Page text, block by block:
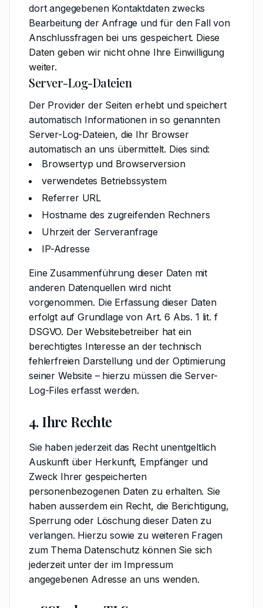
dort angegebenen Kontaktdaten zwecks
Bearbeitung der Anfrage und für den Fall von
Anschlussfragen bei uns gespeichert. Diese
Daten geben wir nicht ohne Ihre Einwilligung
weiter.
Server-Log-Dateien
Der Provider der Seiten erhebt und speichert
automatisch Informationen in so genannten
Server-Log-Dateien, die Ihr Browser
automatisch an uns übermittelt. Dies sind:
Browsertyp und Browserversion
verwendetes Betriebssystem
Referrer URL
Hostname des zugreifenden Rechners
Uhrzeit der Serveranfrage
IP-Adresse
Eine Zusammenführung dieser Daten mit
anderen Datenquellen wird nicht
vorgenommen. Die Erfassung dieser Daten
erfolgt auf Grundlage von Art. 6 Abs. 1 lit. f
DSGVO. Der Websitebetreiber hat ein
berechtigtes Interesse an der technisch
fehlerfreien Darstellung und der Optimierung
seiner Website – hierzu müssen die Server-
Log-Files erfasst werden.
4. Ihre Rechte
Sie haben jederzeit das Recht unentgeltlich
Auskunft über Herkunft, Empfänger und
Zweck Ihrer gespeicherten
personenbezogenen Daten zu erhalten. Sie
haben ausserdem ein Recht, die Berichtigung,
Sperrung oder Löschung dieser Daten zu
verlangen. Hierzu sowie zu weiteren Fragen
zum Thema Datenschutz können Sie sich
jederzeit unter der im Impressum
angegebenen Adresse an uns wenden.